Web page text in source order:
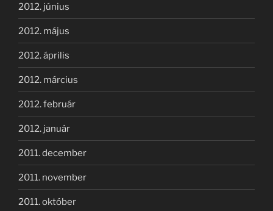
2012. június
2012. május
2012. április
2012. március
2012. február
2012. január
2011. december
2011. november
2011. október